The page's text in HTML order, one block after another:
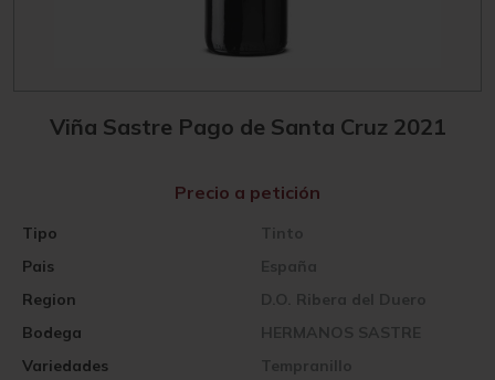
Viña Sastre Pago de Santa Cruz 2021
Pais España
Region D.O. Ribera del Duero
Bodega HERMANOS SASTRE
Variedades
Tempranillo
Tipo Tinto
Precio a petición